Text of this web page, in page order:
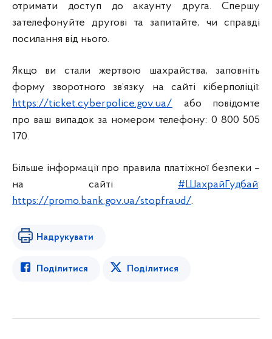
отримати доступ до акаунту друга. Спершу
зателефонуйте другові та запитайте, чи справді
посилання від нього.
Якщо ви стали жертвою шахрайства, заповніть
форму зворотного зв’язку на сайті кіберполіції:
https://ticket.cyberpolice.gov.ua/ або повідомте
про ваш випадок за номером телефону: 0 800 505
170.
Більше інформації про правила платіжної безпеки –
на сайті #ШахрайГудбай:
https://promo.bank.gov.ua/stopfraud/.
Надрукувати
Поділитися Поділитися